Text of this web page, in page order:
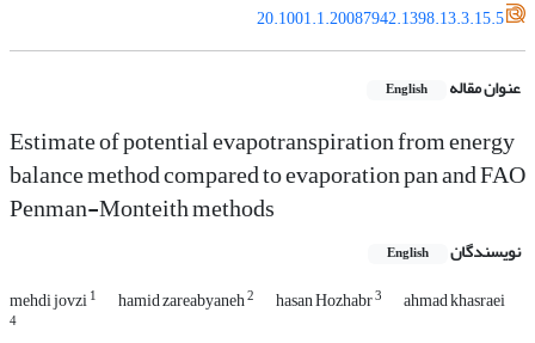
20.1001.1.20087942.1398.13.3.15.5
عنوان مقاله English
Estimate of potential evapotranspiration from energy
balance method compared to evaporation pan and FAO
Penman-Monteith methods
نویسندگان English
mehdi jovzi1 hamid zareabyaneh2 hasan Hozhabr3 ahmad khasraei
4